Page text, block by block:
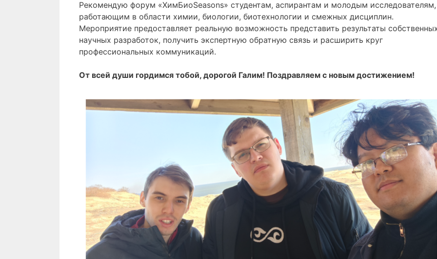
Рекомендую форум «ХимБиоSeasons» студентам, аспирантам и молодым исследователям,
работающим в области химии, биологии, биотехнологии и смежных дисциплин.
Мероприятие предоставляет реальную возможность представить результаты
научных разработок, получить экспертную обратную связь и расширить круг
профессиональных коммуникаций.
От всей души гордимся тобой, дорогой Галим! Поздравляем с новым достижением!